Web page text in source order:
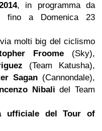
, in programma da
fino a Domenica 23
molti big del ciclismo
Froome (Sky),
(Team Katusha),
Sagan (Cannondale),
Nibalidel Team
ufficiale del Tour of